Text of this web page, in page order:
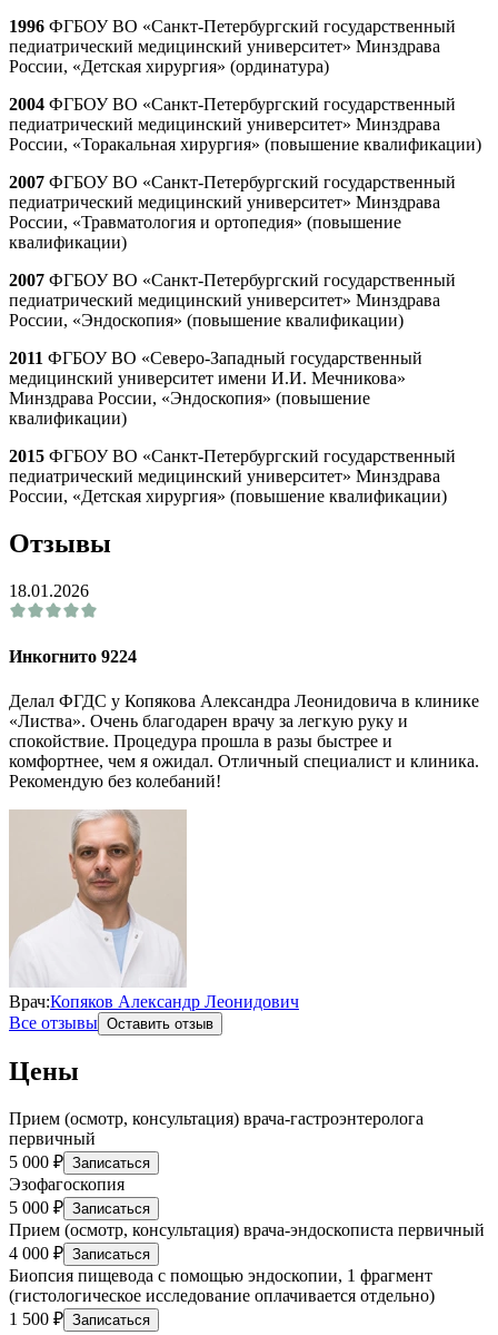
1996 ФГБОУ ВО «Санкт-Петербургский государственный
педиатрический медицинский университет» Минздрава
России, «Детская хирургия» (ординатура)
2004 ФГБОУ ВО «Санкт-Петербургский государственный
педиатрический медицинский университет» Минздрава
России, «Торакальная хирургия» (повышение квалификации)
2007 ФГБОУ ВО «Санкт-Петербургский государственный
педиатрический медицинский университет» Минздрава
России, «Травматология и ортопедия» (повышение
квалификации)
2007 ФГБОУ ВО «Санкт-Петербургский государственный
педиатрический медицинский университет» Минздрава
России, «Эндоскопия» (повышение квалификации)
2011 ФГБОУ ВО «Северо-Западный государственный
медицинский университет имени И.И. Мечникова»
Минздрава России, «Эндоскопия» (повышение
квалификации)
2015 ФГБОУ ВО «Санкт-Петербургский государственный
педиатрический медицинский университет» Минздрава
России, «Детская хирургия» (повышение квалификации)
Отзывы
18.01.2026
Инкогнито 9224
Делал ФГДС у Копякова Александра Леонидовича в клинике
«Листва». Очень благодарен врачу за легкую руку и
спокойствие. Процедура прошла в разы быстрее и
комфортнее, чем я ожидал. Отличный специалист и клиника.
Рекомендую без колебаний!
Врач:Копяков Александр Леонидович
Все отзывы Оставить отзыв
Цены
Прием (осмотр, консультация) врача-гастроэнтеролога
первичный
5 000 ₽ Записаться
Эзофагоскопия
5 000 ₽ Записаться
Прием (осмотр, консультация) врача-эндоскописта первичный
4 000 ₽ Записаться
Биопсия пищевода с помощью эндоскопии, 1 фрагмент
(гистологическое исследование оплачивается отдельно)
1 500 ₽ Записаться